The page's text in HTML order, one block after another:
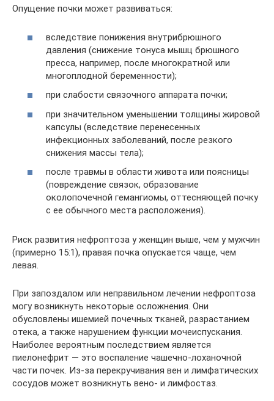
Опущение почки может развиваться:
вследствие понижения внутрибрюшного
давления (снижение тонуса мышц брюшного
пресса, например, после многократной или
многоплодной беременности);
при слабости связочного аппарата почки;
при значительном уменьшении толщины жировой
капсулы (вследствие перенесенных
инфекционных заболеваний, после резкого
снижения массы тела);
после травмы в области живота или поясницы
(повреждение связок, образование
околопочечной гемангиомы, оттесняющей почку
с ее обычного места расположения).
Риск развития нефроптоза у женщин выше, чем у мужчин
(примерно 15:1), правая почка опускается чаще, чем
левая.
При запоздалом или неправильном лечении нефроптоза
могу возникнуть некоторые осложнения. Они
обусловлены ишемией почечных тканей, разрастанием
отека, а также нарушением функции мочеиспускания.
Наиболее вероятным последствием является
пиелонефрит — это воспаление чашечно-лоханочной
части почек. Из-за перекручивания вен и лимфатических
сосудов может возникнуть вено- и лимфостаз.